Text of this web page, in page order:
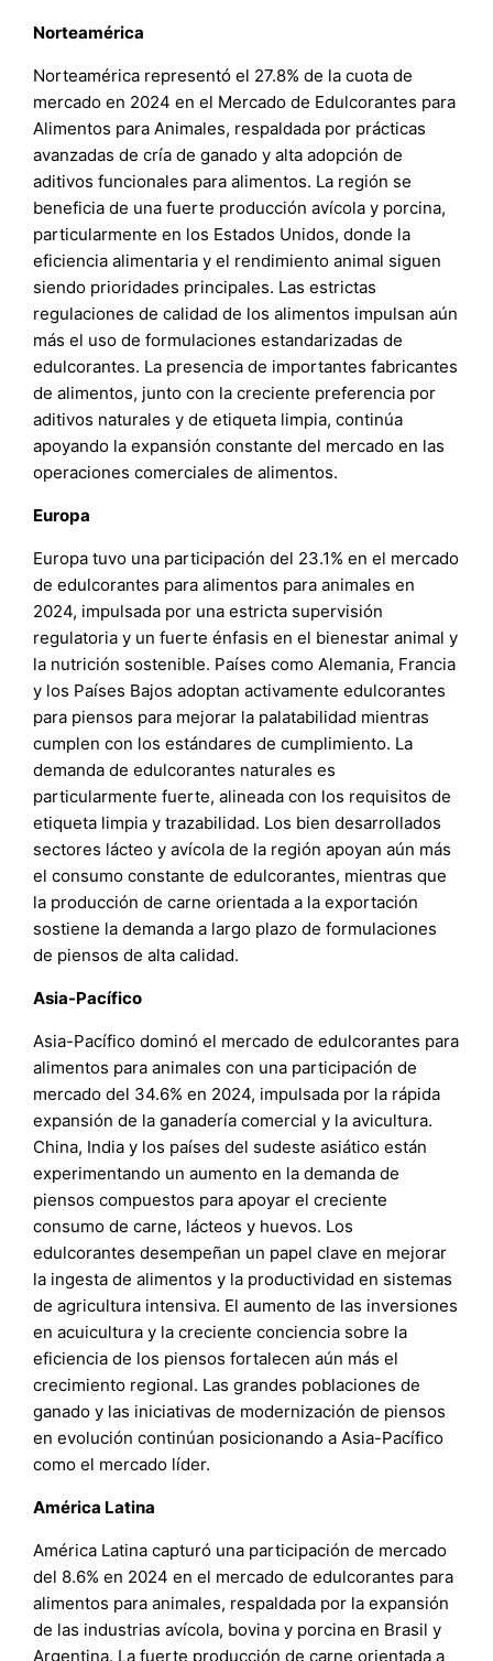
Norteamérica
Norteamérica representó el 27.8% de la cuota de
mercado en 2024 en el Mercado de Edulcorantes para
Alimentos para Animales, respaldada por prácticas
avanzadas de cría de ganado y alta adopción de
aditivos funcionales para alimentos. La región se
beneficia de una fuerte producción avícola y porcina,
particularmente en los Estados Unidos, donde la
eficiencia alimentaria y el rendimiento animal siguen
siendo prioridades principales. Las estrictas
regulaciones de calidad de los alimentos impulsan aún
más el uso de formulaciones estandarizadas de
edulcorantes. La presencia de importantes fabricantes
de alimentos, junto con la creciente preferencia por
aditivos naturales y de etiqueta limpia, continúa
apoyando la expansión constante del mercado en las
operaciones comerciales de alimentos.
Europa
Europa tuvo una participación del 23.1% en el mercado
de edulcorantes para alimentos para animales en
2024, impulsada por una estricta supervisión
regulatoria y un fuerte énfasis en el bienestar animal y
la nutrición sostenible. Países como Alemania, Francia
y los Países Bajos adoptan activamente edulcorantes
para piensos para mejorar la palatabilidad mientras
cumplen con los estándares de cumplimiento. La
demanda de edulcorantes naturales es
particularmente fuerte, alineada con los requisitos de
etiqueta limpia y trazabilidad. Los bien desarrollados
sectores lácteo y avícola de la región apoyan aún más
el consumo constante de edulcorantes, mientras que
la producción de carne orientada a la exportación
sostiene la demanda a largo plazo de formulaciones
de piensos de alta calidad.
Asia-Pacífico
Asia-Pacífico dominó el mercado de edulcorantes para
alimentos para animales con una participación de
mercado del 34.6% en 2024, impulsada por la rápida
expansión de la ganadería comercial y la avicultura.
China, India y los países del sudeste asiático están
experimentando un aumento en la demanda de
piensos compuestos para apoyar el creciente
consumo de carne, lácteos y huevos. Los
edulcorantes desempeñan un papel clave en mejorar
la ingesta de alimentos y la productividad en sistemas
de agricultura intensiva. El aumento de las inversiones
en acuicultura y la creciente conciencia sobre la
eficiencia de los piensos fortalecen aún más el
crecimiento regional. Las grandes poblaciones de
ganado y las iniciativas de modernización de piensos
en evolución continúan posicionando a Asia-Pacífico
como el mercado líder.
América Latina
América Latina capturó una participación de mercado
del 8.6% en 2024 en el mercado de edulcorantes para
alimentos para animales, respaldada por la expansión
de las industrias avícola, bovina y porcina en Brasil y
Argentina. La fuerte producción de carne orientada a